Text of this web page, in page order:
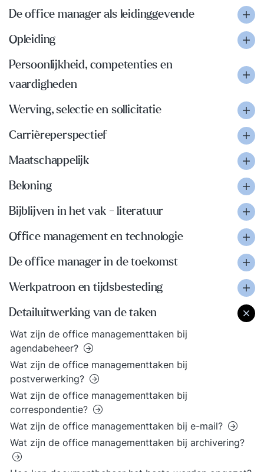
De office manager als leidinggevende
Opleiding
Persoonlijkheid, competenties en
vaardigheden
Werving, selectie en sollicitatie
Carrièreperspectief
Maatschappelijk
Beloning
Bijblijven in het vak - literatuur
Office management en technologie
De office manager in de toekomst
Werkpatroon en tijdsbesteding
Detailuitwerking van de taken
Wat zijn de office managementtaken bij
agendabeheer?
Wat zijn de office managementtaken bij
postverwerking?
Wat zijn de office managementtaken bij
correspondentie?
Wat zijn de office managementtaken bij e-mail?
Wat zijn de office managementtaken bij archivering?